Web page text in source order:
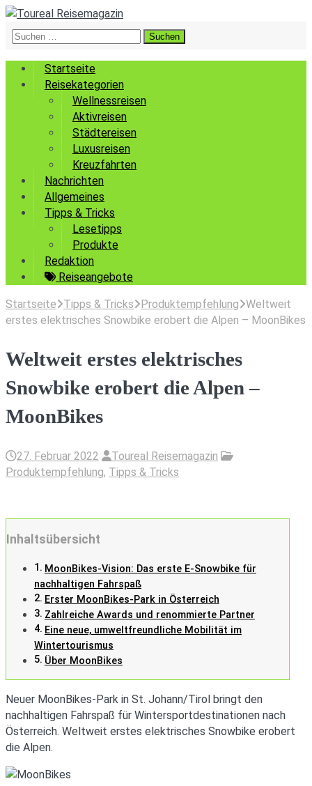
Suchen
Startseite
Reisekategorien
Wellnessreisen
Aktivreisen
Städtereisen
Luxusreisen
Kreuzfahrten
Nachrichten
Allgemeines
Tipps & Tricks
Lesetipps
Produkte
Redaktion
Reiseangebote
Startseite Tipps & Tricks Produktempfehlung Weltweit
erstes elektrisches Snowbike erobert die Alpen – MoonBikes
Weltweit erstes elektrisches
Snowbike erobert die Alpen –
MoonBikes
27. Februar 2022
Toureal Reisemagazin
Produktempfehlung, Tipps & Tricks
Inhaltsübersicht
MoonBikes-Vision: Das erste E-Snowbike für
nachhaltigen Fahrspaß
Erster MoonBikes-Park in Österreich
Zahlreiche Awards und renommierte Partner
Eine neue, umweltfreundliche Mobilität im
Wintertourismus
Über MoonBikes
Neuer MoonBikes-Park in St. Johann/Tirol bringt den
nachhaltigen Fahrspaß für Wintersportdestinationen nach
Österreich. Weltweit erstes elektrisches Snowbike erobert
die Alpen.